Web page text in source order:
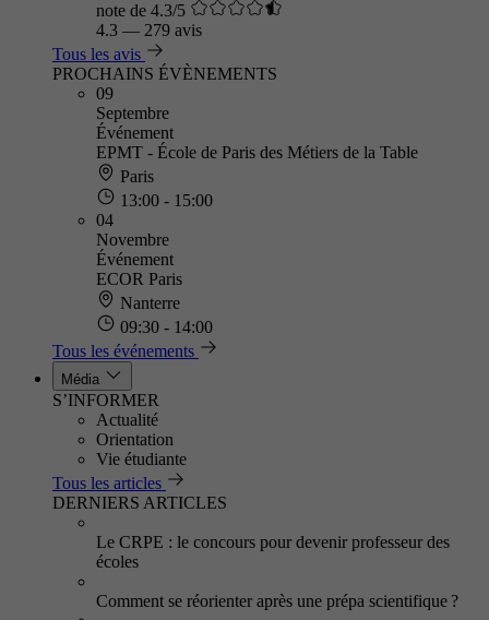
note de 4.3/5
4.3 — 279 avis
Tous les avis
PROCHAINS ÉVÈNEMENTS
09
Septembre
Événement
EPMT - École de Paris des Métiers de la Table
Paris
13:00 - 15:00
04
Novembre
Événement
ECOR Paris
Nanterre
09:30 - 14:00
Tous les événements
Média
S’INFORMER
Actualité
Orientation
Vie étudiante
Tous les articles
DERNIERS ARTICLES
Le CRPE : le concours pour devenir professeur des
écoles
Comment se réorienter après une prépa scientifique ?